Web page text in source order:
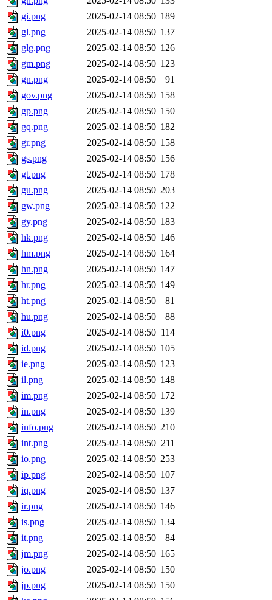
gi.png
2025-02-14 08:50 189
gl.png
2025-02-14 08:50 137
glg.png
2025-02-14 08:50 126
gm.png
2025-02-14 08:50 123
gn.png
2025-02-14 08:50
91
gov.png
2025-02-14 08:50 158
gp.png
2025-02-14 08:50 150
gq.png
2025-02-14 08:50 182
gr.png
2025-02-14 08:50 158
gs.png
2025-02-14 08:50 156
gt.png
2025-02-14 08:50 178
gu.png
2025-02-14 08:50 203
gw.png
2025-02-14 08:50 122
gy.png
2025-02-14 08:50 183
hk.png
2025-02-14 08:50 146
hm.png
2025-02-14 08:50 164
hn.png
2025-02-14 08:50 147
hr.png
2025-02-14 08:50 149
ht.png
2025-02-14 08:50
81
hu.png
2025-02-14 08:50
88
i0.png
2025-02-14 08:50 114
id.png
2025-02-14 08:50 105
ie.png
2025-02-14 08:50 123
il.png
2025-02-14 08:50 148
im.png
2025-02-14 08:50 172
in.png
2025-02-14 08:50 139
info.png
2025-02-14 08:50 210
int.png
2025-02-14 08:50 211
io.png
2025-02-14 08:50 253
ip.png
2025-02-14 08:50 107
iq.png
2025-02-14 08:50 137
ir.png
2025-02-14 08:50 146
is.png
2025-02-14 08:50 134
it.png
2025-02-14 08:50
84
jm.png
2025-02-14 08:50 165
jo.png
2025-02-14 08:50 150
jp.png
2025-02-14 08:50 150